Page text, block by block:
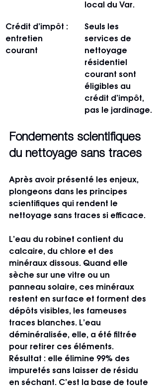
local du Var.
Crédit d’impôt :
entretien
courant
Seuls les
services de
nettoyage
résidentiel
courant sont
éligibles au
crédit d’impôt,
pas le jardinage.
Fondements scientifiques
du nettoyage sans traces
Après avoir présenté les enjeux,
plongeons dans les principes
scientifiques qui rendent le
nettoyage sans traces si efficace.
L’eau du robinet contient du
calcaire, du chlore et des
minéraux dissous. Quand elle
sèche sur une vitre ou un
panneau solaire, ces minéraux
restent en surface et forment des
dépôts visibles, les fameuses
traces blanches. L’eau
déminéralisée, elle, a été filtrée
pour retirer ces éléments.
Résultat : elle élimine 99% des
impuretés sans laisser de résidu
en séchant. C’est la base de toute